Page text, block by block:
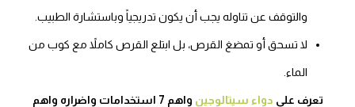
والتوقف عن تناوله يجب أن يكون تدريجياً وباستشارة الطبيب.
لا تسحق أو تمضغ القرص، بل ابتلع القرص كاملاً مع كوب من
الماء.
تعرف علي دواء سيتالوجين واهم 7 استخدامات واضراره واهم